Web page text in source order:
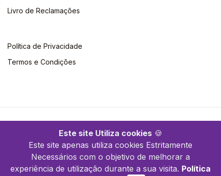
Este site Utiliza cookies 🍪
Este site apenas utiliza cookies Estritamente
Necessários com o objetivo de melhorar a
experiência de utilização durante a sua visita. Política
Livro de Reclamações
Política de Privacidade
Termos e Condições
©2026 Quimera. Todos os direitos reservados